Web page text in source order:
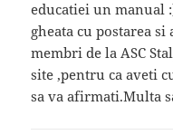
educatiei un manual
gheata cu postarea
membri de la ASC
site ,pentru ca aveti
sa va afirmati.Multa